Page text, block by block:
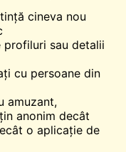
cineva nou
profiluri sau detalii
cu persoane din
amuzant,
anonim decât
o aplicație de